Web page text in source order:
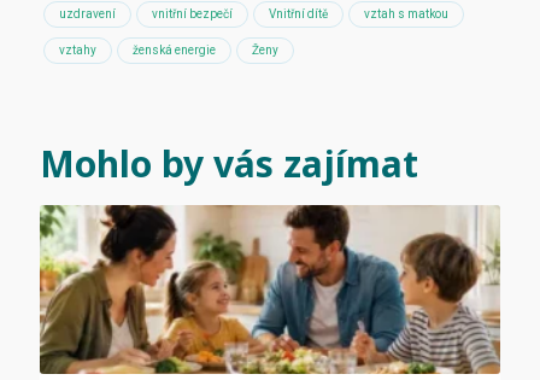
uzdravení vnitřní bezpečí Vnitřní dítě vztah s matkou
vztahy ženská energie Ženy
Mohlo by vás zajímat